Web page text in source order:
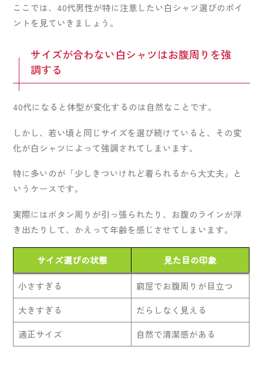
ここでは、40代男性が特に注意したい白シャツ選びのポイ
ントを見ていきましょう。
サイズが合わない白シャツはお腹周りを強
調する
40代になると体型が変化するのは自然なことです。
しかし、若い頃と同じサイズを選び続けていると、その変
化が白シャツによって強調されてしまいます。
特に多いのが「少しきついけれど着られるから大丈夫」と
いうケースです。
実際にはボタン周りが引っ張られたり、お腹のラインが浮
き出たりして、かえって年齢を感じさせてしまいます。
サイズ選びの状態 見た目の印象
小さすぎる
窮屈でお腹周りが目立つ
大きすぎる
だらしなく見える
適正サイズ
自然で清潔感がある